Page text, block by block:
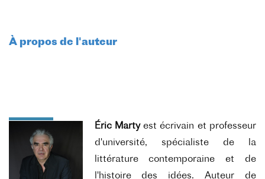
À propos de l'auteur
Éric Martyest écrivain et professeur
d'université, spécialiste de la
littérature contemporaine et de
l'histoire des idées. Auteur de